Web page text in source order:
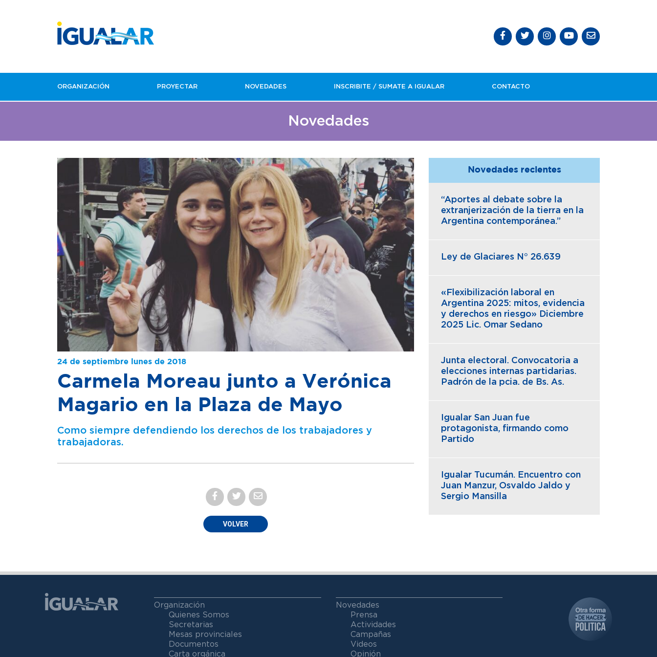
ORGANIZACIÓN PROYECTAR NOVEDADES INSCRIBITE / SUMATE A IGUALAR CONTACTO
Novedades
24 de septiembre lunes de 2018
Carmela Moreau junto a Verónica
Magario en la Plaza de Mayo
Como siempre defendiendo los derechos de los trabajadores y
trabajadoras.
VOLVER
Novedades recientes
“Aportes al debate sobre la
extranjerización de la tierra en la
Argentina contemporánea.”
Ley de Glaciares N° 26.639
«Flexibilización laboral en
Argentina 2025: mitos, evidencia
y derechos en riesgo» Diciembre
2025 Lic. Omar Sedano
Junta electoral. Convocatoria a
elecciones internas partidarias.
Padrón de la pcia. de Bs. As.
Igualar San Juan fue
protagonista, firmando como
Partido
Igualar Tucumán. Encuentro con
Juan Manzur, Osvaldo Jaldo y
Sergio Mansilla
Organización
Quienes Somos
Secretarias
Mesas provinciales
Documentos
Carta orgánica
Novedades
Prensa
Actividades
Campañas
Videos
Opinión